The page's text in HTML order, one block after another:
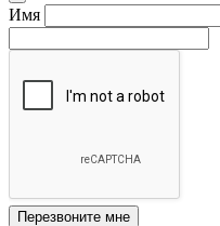
Имя
Перезвоните мне